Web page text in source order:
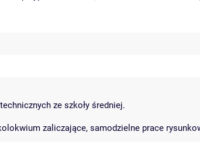
ze szkoły średniej.
zaliczające, samodzielne prace